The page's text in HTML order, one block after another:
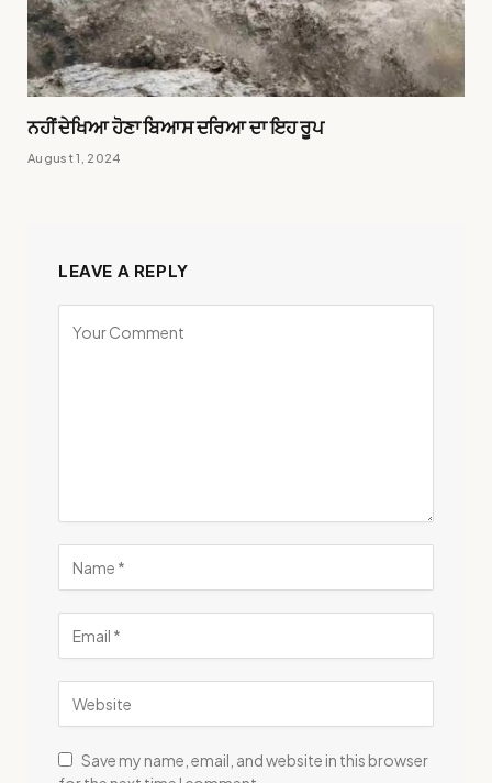
ਨਹੀਂ ਦੇਖਿਆ ਹੋਣਾ ਬਿਆਸ ਦਰਿਆ ਦਾ ਇਹ ਰੂਪ
August 1, 2024
LEAVE A REPLY
Save my name, email, and website in this browser